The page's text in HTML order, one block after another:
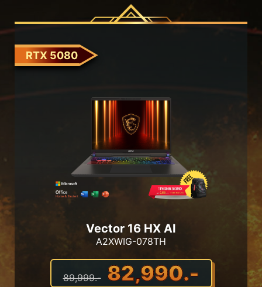
RTX 5080
Vector 16 HX AI
A2XWIG-078TH
89,999.- 82,990.-